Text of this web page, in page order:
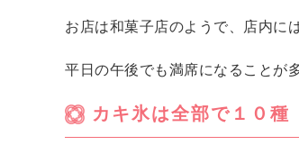
お店は和菓子店のようで、店内に
平日の午後でも満席になることが
カキ氷は全部で１０種